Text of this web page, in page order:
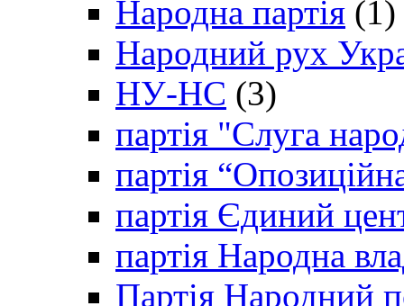
Народна партія (1)
Народний рух
НУ-НС (3)
партія "Слуга
партія
партія Єдиний
партія Народна
Партія Народний